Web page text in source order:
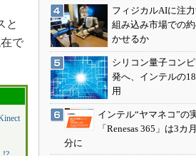
と
で
フィジカルAIに注力
組み込み市場での
かせるか
シリコン量子コン
発へ、インテルの
用
インテル“ヤマネコ”の
「Renesas 365」は3カ
分に